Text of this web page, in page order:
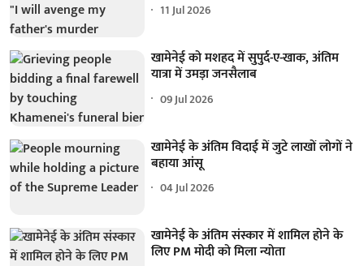
11 Jul 2026
खामेनेई को मशहद में सुपुर्द-ए-खाक, अंतिम
यात्रा में उमड़ा जनसैलाब
09 Jul 2026
खामेनेई के अंतिम विदाई में जुटे लाखों लोगों ने
बहाया आंसू
04 Jul 2026
खामेनेई के अंतिम संस्कार में शामिल होने के
लिए PM मोदी को मिला न्योता